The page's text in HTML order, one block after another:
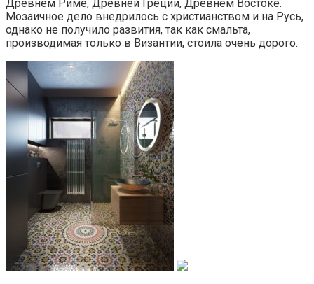
Древнем Риме, Древней Греции, Древнем Востоке.
Мозаичное дело внедрилось с христианством и на Русь,
однако не получило развития, так как смальта,
производимая только в Византии, стоила очень дорого.